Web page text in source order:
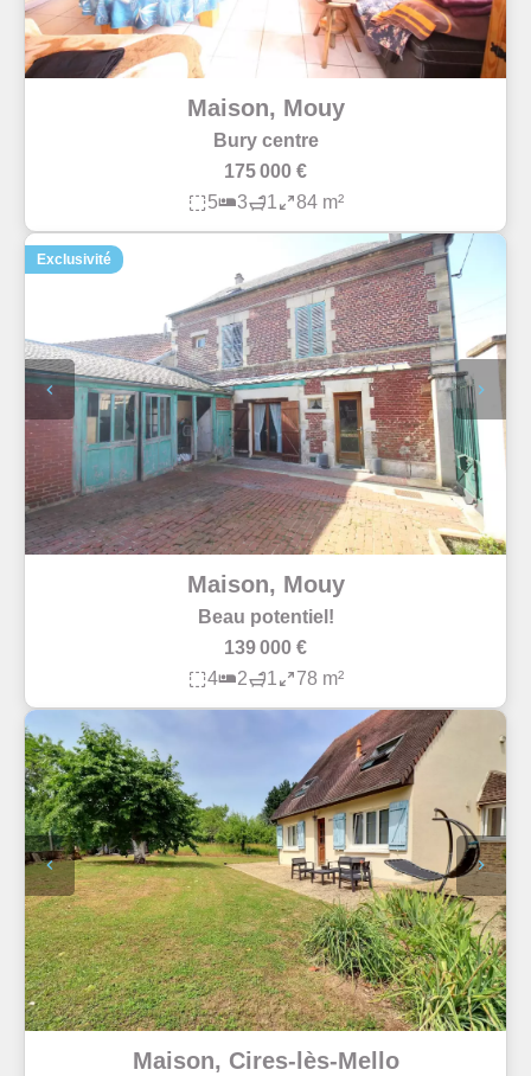
Maison, Mouy
Bury centre
175 000 €
5
3 1 84 m²
Exclusivité
Maison, Mouy
Beau potentiel!
139 000 €
4
2 1 78 m²
Maison, Cires-lès-Mello